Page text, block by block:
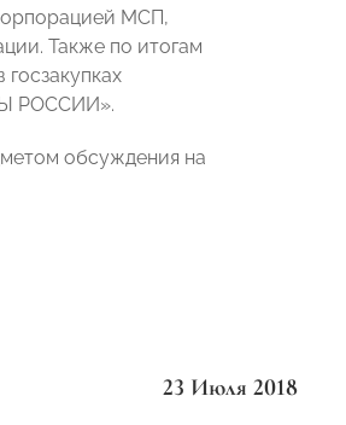
МСП,
Также по итогам
РОССИИ».
обсуждения на
23 Июля 2018